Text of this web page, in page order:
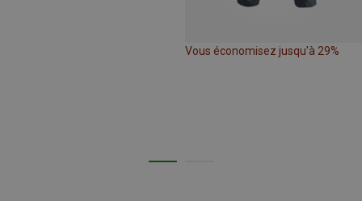
Vous économisez jusqu'à 29%